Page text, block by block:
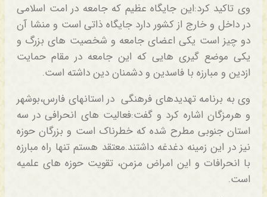
وی تاکید کرد:این جایگاه عظیم که جامعه در امت اسلامی
در داخل و خارج از کشور دارد جایگاه ذاتی است و منشا آن
دو چیز است یکی اعضای جامعه و شخصیت های بزرگ و
یکی موضع گیری هایی که این جامعه در مقام حمایت
ازدین و مبارزه با فاسدین و دشمنان دین داشته است.
وی به برنامه تهدیدهای فرهنگی در استانهای فارس،بوشهر
و هرمزگان اشاره کرد و گفت:فعالیت های انحرافی در سه
استان جنوبی مطرح شده که خطرناک است و بزرگان حوزه
نیز در این زمینه دغدغه داشتند.معتقد هستم تنها راه مبارزه
با انحرافات و این امراض مزمن، تقویت حوزه های علمیه
است.